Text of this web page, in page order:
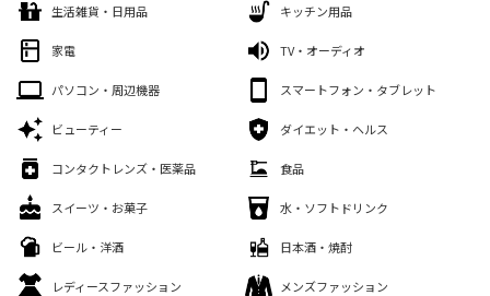
生活雑貨・日用品 キッチン用品
家電 TV・オーディオ
パソコン・周辺機器 スマートフォン・タブレット
ビューティー ダイエット・ヘルス
コンタクトレンズ・医薬品 食品
スイーツ・お菓子 水・ソフトドリンク
ビール・洋酒 日本酒・焼酎
レディースファッション メンズファッション